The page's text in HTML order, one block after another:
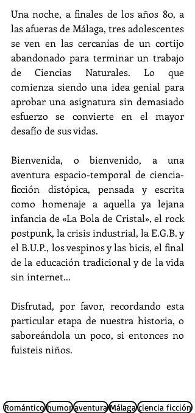
Una noche, a finales de los años 80, a
las afueras de Málaga, tres adolescentes
se ven en las cercanías de un cortijo
abandonado para terminar un trabajo
de Ciencias Naturales. Lo que
comienza siendo una idea genial para
aprobar una asignatura sin demasiado
esfuerzo se convierte en el mayor
desafío de sus vidas.
Bienvenida, o bienvenido, a una
aventura espacio-temporal de ciencia-
ficción distópica, pensada y escrita
como homenaje a aquella ya lejana
infancia de «La Bola de Cristal», el rock
postpunk, la crisis industrial, la E.G.B. y
el B.U.P., los vespinos y las bicis, el final
de la educación tradicional y de la vida
sin internet...
Disfrutad, por favor, recordando esta
particular etapa de nuestra historia, o
saboreándola un poco, si entonces no
fuisteis niños.
Romántico humor aventura Málaga ciencia ficción